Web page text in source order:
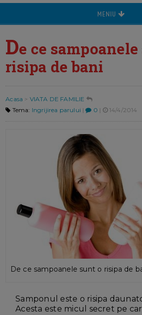
MENIU
De ce
risipa de bani
Acasa > VIATA DE FAMILIE
Tema: Ingrijirea parului | 0 | 14/4/2014
De ce sampoanele sunt o risipa de
Samponul este o risipa
Acesta este micul secret pe